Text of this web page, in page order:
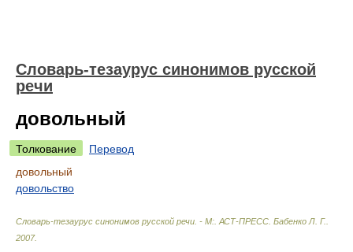
Словарь-тезаурус синонимов русской
речи
довольный
Толкование
Перевод
довольный
довольство
Словарь-тезаурус синонимов русской речи. - М:. АСТ-ПРЕСС Бабенко Л. Г.
2007.